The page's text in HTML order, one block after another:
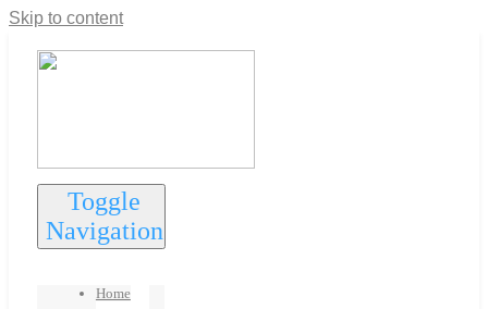
Skip to content
Toggle
Navigation
Home